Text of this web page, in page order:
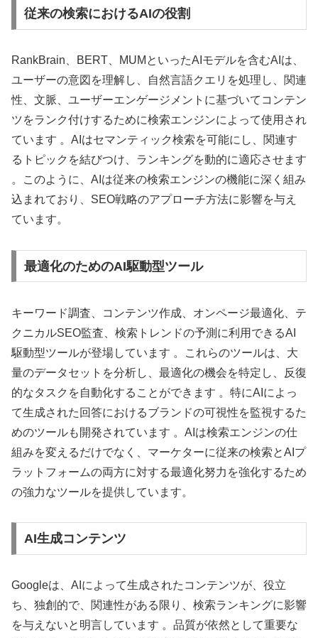
従来の検索におけるAIの役割
RankBrain、BERT、MUMといったAIモデルを含むAIは、
ユーザーの意図を理解し、自然言語クエリを処理し、関連
性、文脈、ユーザーエンゲージメントに基づいてコンテン
ツをランク付けするために検索エンジンによって使用され
ています 。AIはセマンティック検索を可能にし、関連す
るトピックを結びつけ、ランキングを動的に適応させます
。このように、AIは従来の検索エンジンの機能に深く組み
込まれており、SEO戦略のアプローチ方法に影響を与え
ています。
最適化のためのAI駆動型ツール
キーワード調査、コンテンツ作成、オンページ最適化、テ
クニカルSEO監査、検索トレンドの予測に利用できるAI
駆動型ツールが登場しています 。これらのツールは、大
量のデータセットを分析し、最適化の機会を特定し、反復
的なタスクを自動化することができます 。特にAIによっ
て生成された回答におけるブランドの可視性を監視するた
めのツールも開発されています 。AIは検索エンジンの仕
組みを変えるだけでなく、マーケターに従来の検索とAIプ
ラットフォームの両方に対する最適化努力を強化するため
の強力なツールを提供しています。
AI生成コンテンツ
Googleは、AIによって生成されたコンテンツが、役立
ち、独創的で、関連性がある限り、検索ランキングに影響
を与えないと明言しています 。品質が依然として重要な